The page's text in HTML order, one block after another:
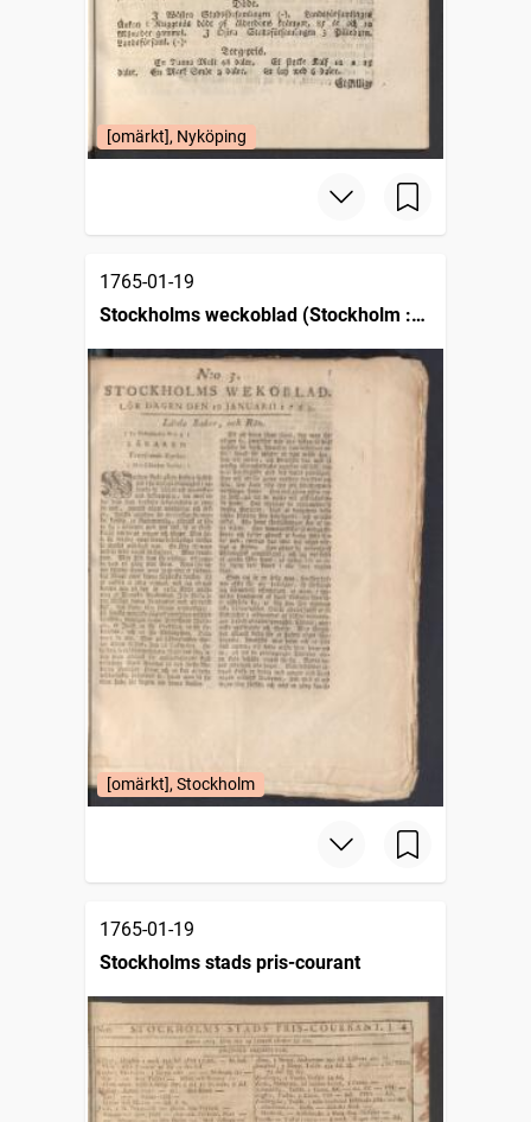
[omärkt], Nyköping
1765-01-19
Stockholms weckoblad (Stockholm :
1745)
[omärkt], Stockholm
1765-01-19
Stockholms stads pris-courant